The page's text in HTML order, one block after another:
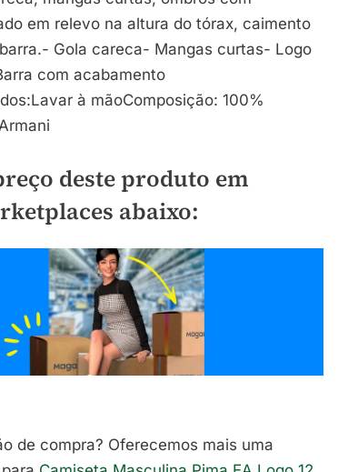
em relevo na altura do tórax, caimento
Gola careca- Mangas curtas- Logo
com acabamento
à mãoComposição: 100%
deste produto em
abaixo:
de compra? Oferecemos mais uma